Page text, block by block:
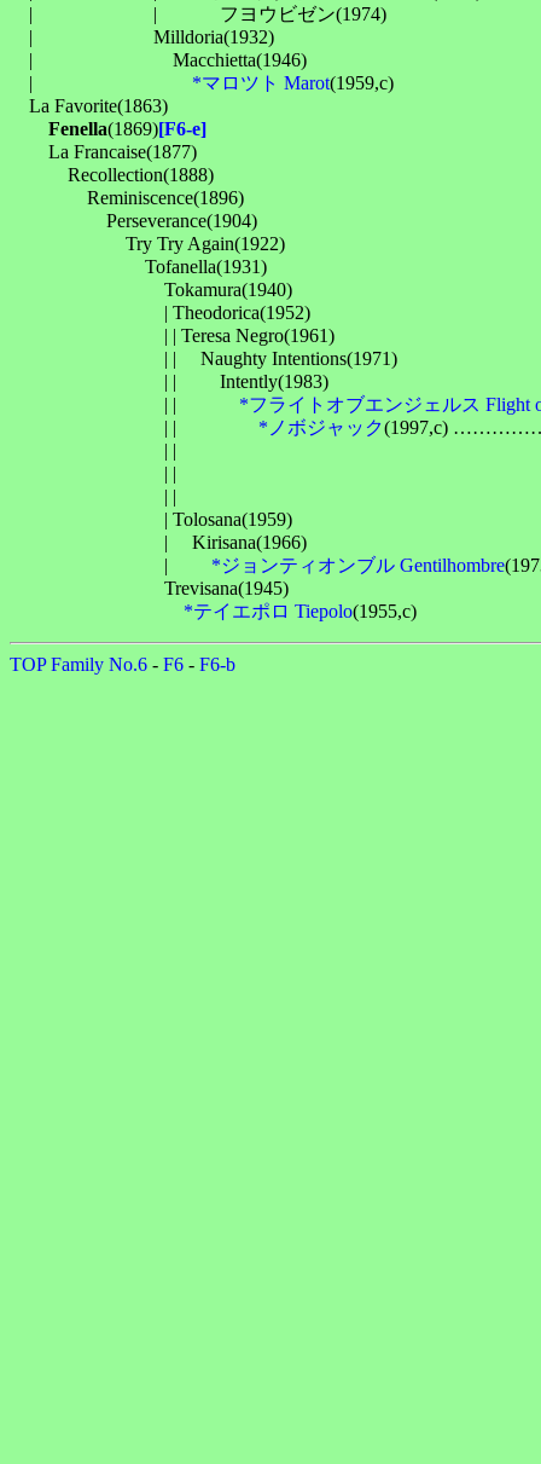
| 　　　　　　| 　　　フヨウビゼン(1974)
| 　　　　　　Milldoria(1932)
| 　　　　　　　Macchietta(1946)
| *マロツト Marot(1959,c)
La Favorite(1863)
Fenella(1869)[F6-e]
La Francaise(1877)
Recollection(1888)
Reminiscence(1896)
Perseverance(1904)
Try Try Again(1922)
Tofanella(1931)
Tokamura(1940)
| Theodorica(1952)
| | Teresa Negro(1961)
| | 　Naughty Intentions(1971)
| | 　　Intently(1983)
| | *フライトオブエンジェルス Flight
| | *ノボジャック(1997,c)
| | 　　　　　　　　　　　　　　　　　　　　　
| | 　　　　　　　　　　　　　　　　　　　　　　
| | 　　　　　　　　　　　　　　　　　　　　　　
| Tolosana(1959)
| 　Kirisana(1966)
| *ジョンティオンブル Gentilhombre
Trevisana(1945)
*テイエポロ Tiepolo
TOP Family No.6 - F6 - F6-b